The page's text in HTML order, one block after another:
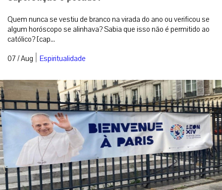
Quem nunca se vestiu de branco na virada do ano ou verificou se
algum horóscopo se alinhava? Sabia que isso não é permitido ao
católico? [cap...
07 / Aug | Espiritualidade